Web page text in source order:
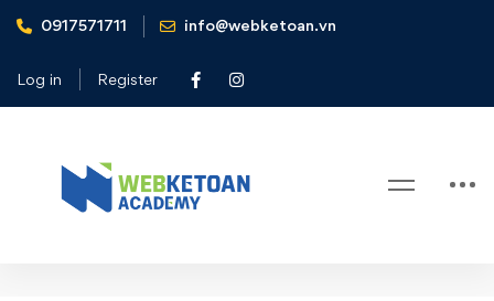
0917571711 info@webketoan.vn
Log in Register
Home
TNDN
định về Thuế GTGT và Thuế